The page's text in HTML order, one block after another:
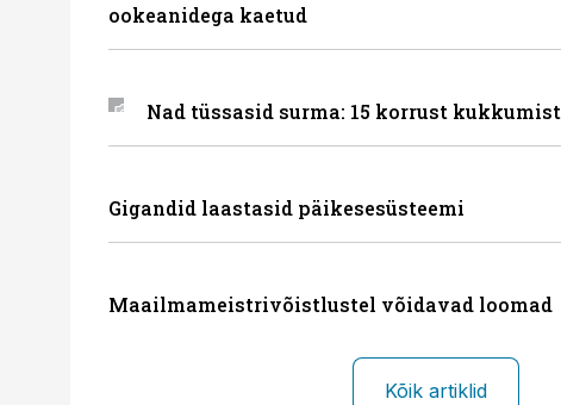
ookeanidega kaetud
Nad tüssasid surma: 15 korrust kukkumist
Gigandid laastasid päikesesüsteemi
Maailmameistrivõistlustel võidavad loomad
Kõik artiklid